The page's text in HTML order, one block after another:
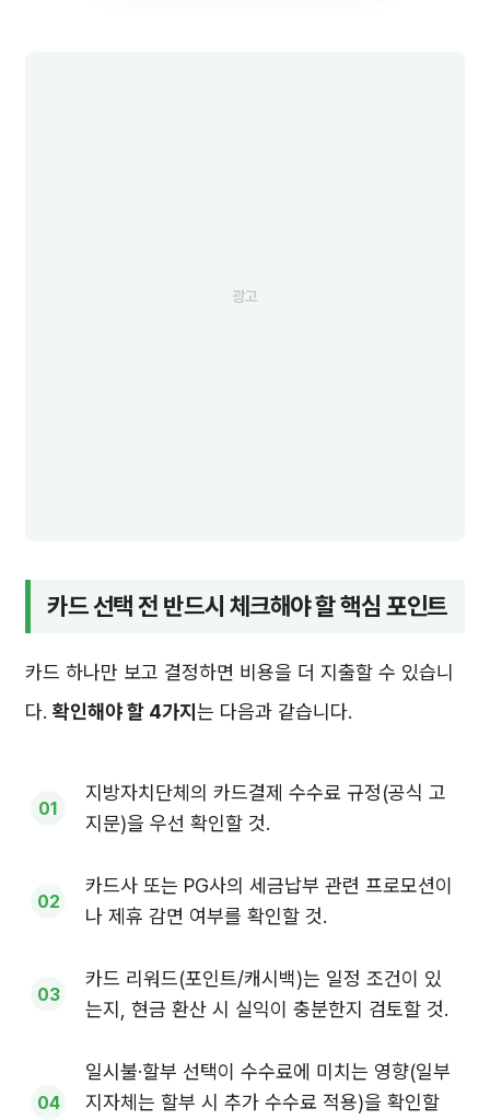
카드 선택 전 반드시 체크해야 할 핵심 포인트
카드 하나만 보고 결정하면 비용을 더 지출할 수 있습니
다. 확인해야 할 4가지 는 다음과 같습니다.
지방자치단체의 카드결제 수수료 규정(공식 고
지문)을 우선 확인할 것.
카드사 또는 PG사의 세금납부 관련 프로모션이
나 제휴 감면 여부를 확인할 것.
카드 리워드(포인트/캐시백)는 일정 조건이 있
는지, 현금 환산 시 실익이 충분한지 검토할 것.
일시불·할부 선택이 수수료에 미치는 영향(일부
지자체는 할부 시 추가 수수료 적용)을 확인할